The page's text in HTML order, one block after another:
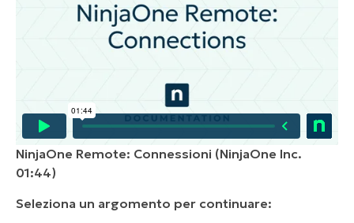
NinjaOne Remote: Connessioni (NinjaOne Inc.
01:44)
Seleziona un argomento per continuare: